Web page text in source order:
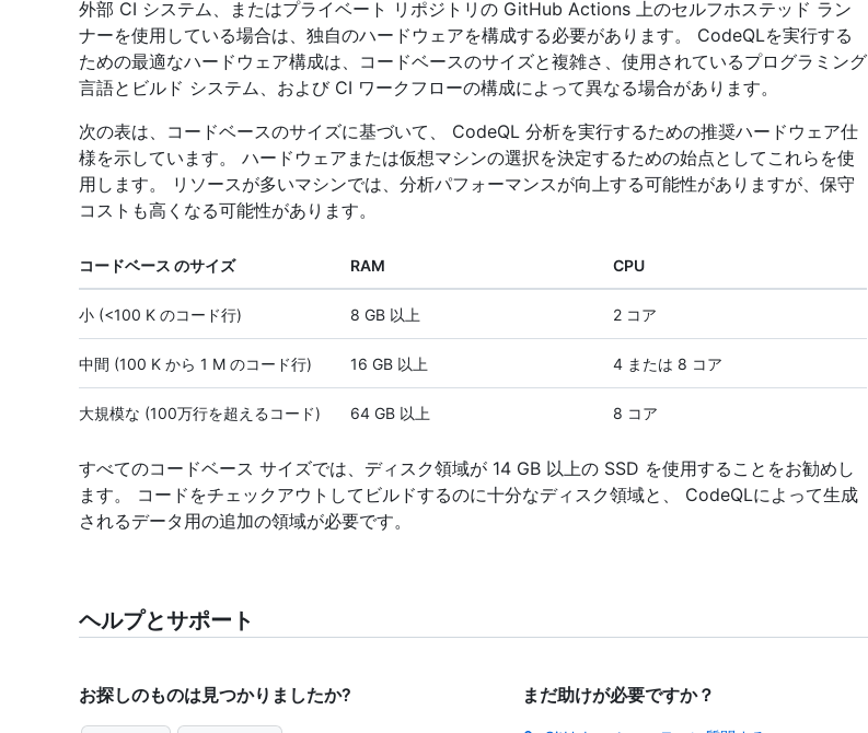
外部 CI システム、またはプライベート リポジトリの GitHub Actions 上のセルフホステッド ラン
ナーを使用している場合は、独自のハードウェアを構成する必要があります。 CodeQLを実行する
ための最適なハードウェア構成は、コードベースのサイズと複雑さ、使用されているプログラミング
言語とビルド システム、および CI ワークフローの構成によって異なる場合があります。
次の表は、コードベースのサイズに基づいて、 CodeQL 分析を実行するための推奨ハードウェア仕
様を示しています。 ハードウェアまたは仮想マシンの選択を決定するための始点としてこれらを使
用します。 リソースが多いマシンでは、分析パフォーマンスが向上する可能性がありますが、保守
コストも高くなる可能性があります。
コードベース のサイズ RAM CPU
小 (<100 K のコード行) 8 GB 以上 2 コア
中間 (100 K から 1 M のコード行) 16 GB 以上 4 または 8 コア
大規模な (100万行を超えるコード) 64 GB 以上 8 コア
すべてのコードベース サイズでは、ディスク領域が 14 GB 以上の SSD を使用することをお勧めし
ます。 コードをチェックアウトしてビルドするのに十分なディスク領域と、 CodeQLによって生成
されるデータ用の追加の領域が必要です。
ヘルプとサポート
お探しのものは見つかりましたか? まだ助けが必要ですか？